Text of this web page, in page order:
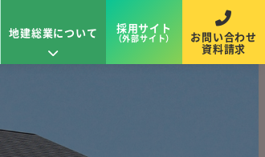
地建総業について 採用サイト
（外部サイト） お問い合わせ
資料請求